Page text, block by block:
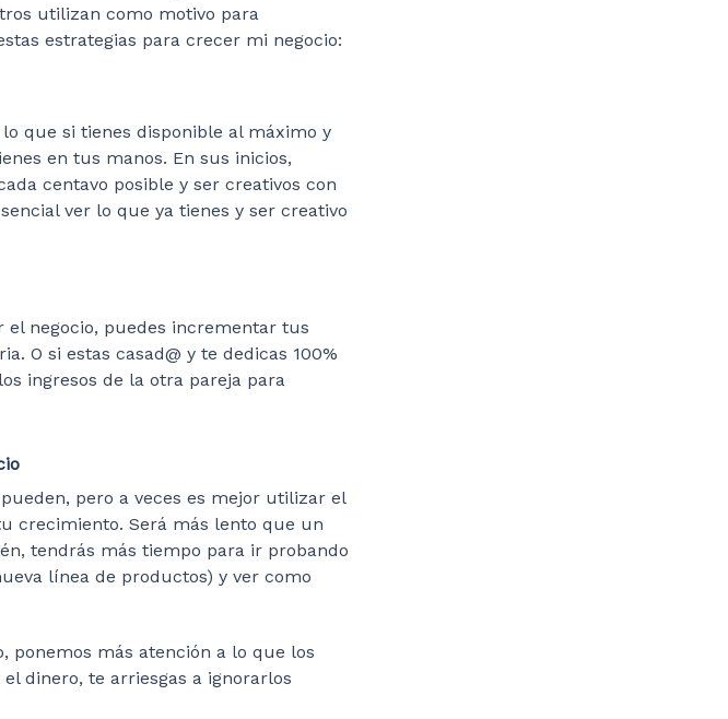
utilizan como motivo para
estrategias para crecer mi negocio:
que si tienes disponible al máximo y
en tus manos. En sus inicios,
centavo posible y ser creativos con
ver lo que ya tienes y ser creativo
negocio, puedes incrementar tus
O si estas casad@ y te dedicas 100%
ingresos de la otra pareja para
pero a veces es mejor utilizar el
crecimiento. Será más lento que un
tendrás más tiempo para ir probando
línea de productos) y ver como
ponemos más atención a lo que los
dinero, te arriesgas a ignorarlos